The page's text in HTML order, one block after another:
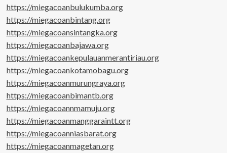
https://miegacoanbulukumba.org
https://miegacoanbintang.org
https://miegacoansintangka.org
https://miegacoanbajawa.org
https://miegacoankepulauanmerantiriau.org
https://miegacoankotamobagu.org
https://miegacoanmurungraya.org
https://miegacoanbimantb.org
https://miegacoannmamuju.org
https://miegacoanmanggaraintt.org
https://miegacoanniasbarat.org
https://miegacoanmagetan.org